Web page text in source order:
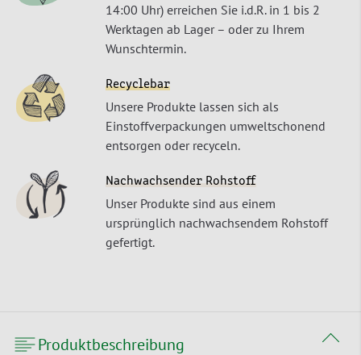
14:00 Uhr) erreichen Sie i.d.R. in 1 bis 2
Werktagen ab Lager – oder zu Ihrem
Wunschtermin.
Recyclebar
Unsere Produkte lassen sich als
Einstoffverpackungen umweltschonend
entsorgen oder recyceln.
Nachwachsender Rohstoff
Unser Produkte sind aus einem
ursprünglich nachwachsendem Rohstoff
gefertigt.
Produktbeschreibung